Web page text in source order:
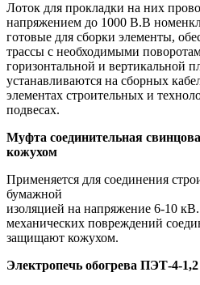
Лоток для прокладки на них
напряжением до 1000 В.В
готовые для сборки элементы,
трассы с необходимыми
горизонтальной и вертикальной
устанавливаются на сборных
элементах строительных и
подвесах.
Муфта соединительная
кожухом
Применяется для соединения
бумажной
изоляцией на напряжение 6-10
механических повреждений
защищают кожухом.
Электропечь обогрева ПЭТ-4-